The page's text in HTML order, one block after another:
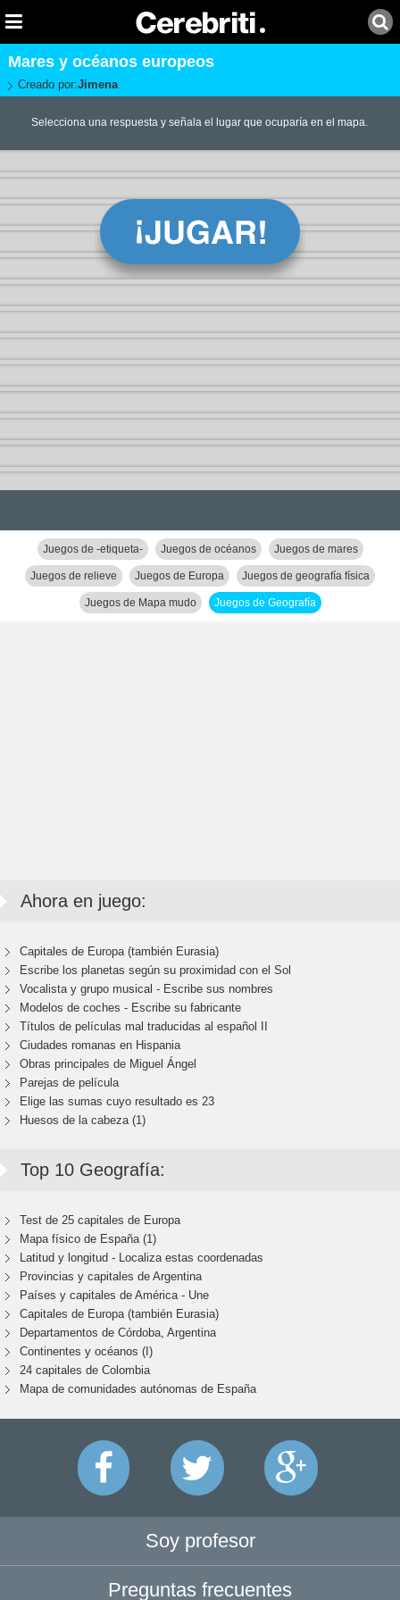
Mares y océanos europeos
Creado por:Jimena
Selecciona una respuesta y señala el lugar que ocuparía en el mapa.
Juegos de -etiqueta- Juegos de océanos Juegos de mares
Juegos de relieve Juegos de Europa Juegos de geografía física
Juegos de Mapa mudo Juegos de Geografía
Ahora en juego:
Capitales de Europa (también Eurasia)
Escribe los planetas según su proximidad con el Sol
Vocalista y grupo musical - Escribe sus nombres
Modelos de coches - Escribe su fabricante
Títulos de películas mal traducidas al español II
Ciudades romanas en Hispania
Obras principales de Miguel Ángel
Parejas de película
Elige las sumas cuyo resultado es 23
Huesos de la cabeza (1)
Top 10 Geografía:
Test de 25 capitales de Europa
Mapa físico de España (1)
Latitud y longitud - Localiza estas coordenadas
Provincias y capitales de Argentina
Países y capitales de América - Une
Capitales de Europa (también Eurasia)
Departamentos de Córdoba, Argentina
Continentes y océanos (I)
24 capitales de Colombia
Mapa de comunidades autónomas de España
Soy profesor
Preguntas frecuentes